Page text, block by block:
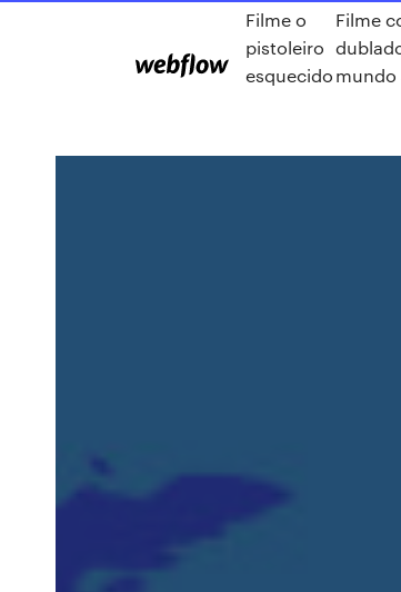
Filme o
pistoleiro
esquecido
Filme
mundo